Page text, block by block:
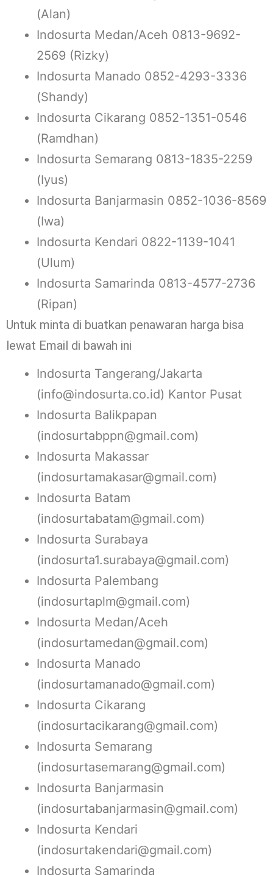
(Alan)
Indosurta Medan/Aceh 0813-9692-
2569 (Rizky)
Indosurta Manado 0852-4293-3336
(Shandy)
Indosurta Cikarang 0852-1351-0546
(Ramdhan)
Indosurta Semarang 0813-1835-2259
(Iyus)
Indosurta Banjarmasin 0852-1036-8569
(Iwa)
Indosurta Kendari 0822-1139-1041
(Ulum)
Indosurta Samarinda 0813-4577-2736
(Ripan)
Untuk minta di buatkan penawaran harga bisa
lewat Email di bawah ini
Indosurta Tangerang/Jakarta
(info@indosurta.co.id) Kantor Pusat
Indosurta Balikpapan
(indosurtabppn@gmail.com)
Indosurta Makassar
(indosurtamakasar@gmail.com)
Indosurta Batam
(indosurtabatam@gmail.com)
Indosurta Surabaya
(indosurta1.surabaya@gmail.com)
Indosurta Palembang
(indosurtaplm@gmail.com)
Indosurta Medan/Aceh
(indosurtamedan@gmail.com)
Indosurta Manado
(indosurtamanado@gmail.com)
Indosurta Cikarang
(indosurtacikarang@gmail.com)
Indosurta Semarang
(indosurtasemarang@gmail.com)
Indosurta Banjarmasin
(indosurtabanjarmasin@gmail.com)
Indosurta Kendari
(indosurtakendari@gmail.com)
Indosurta Samarinda